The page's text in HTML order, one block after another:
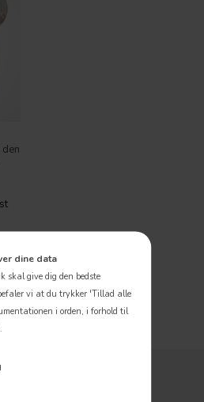
dine data
skal give dig den bedste
vi at du trykker 'Tillad alle
i orden, i forhold til